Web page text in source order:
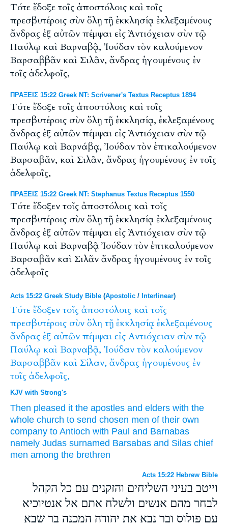
Τότε ἔδοξε τοῖς ἀποστόλοις καὶ τοῖς
πρεσβυτέροις σὺν ὅλῃ τῇ ἐκκλησίᾳ ἐκλεξαμένους
ἄνδρας ἐξ αὐτῶν πέμψαι εἰς Ἀντιόχειαν σὺν τῷ
Παύλῳ καὶ Βαρναβᾷ, Ἰούδαν τὸν καλούμενον
Βαρσαββᾶν καὶ Σιλᾶν, ἄνδρας ἡγουμένους ἐν
τοῖς ἀδελφοῖς,
ΠΡΑΞΕΙΣ 15:22 Greek NT: Scrivener's Textus Receptus 1894
Τότε ἔδοξε τοῖς ἀποστόλοις καὶ τοῖς
πρεσβυτέροις σὺν ὅλῃ τῇ ἐκκλησίᾳ, ἐκλεξαμένους
ἄνδρας ἐξ αὐτῶν πέμψαι εἰς Ἀντιόχειαν σὺν τῷ
Παύλῳ καὶ Βαρνάβᾳ, Ἰούδαν τὸν ἐπικαλούμενον
Βαρσαβᾶν, καὶ Σιλᾶν, ἄνδρας ἡγουμένους ἐν τοῖς
ἀδελφοῖς,
ΠΡΑΞΕΙΣ 15:22 Greek NT: Stephanus Textus Receptus 1550
Τότε ἔδοξεν τοῖς ἀποστόλοις καὶ τοῖς
πρεσβυτέροις σὺν ὅλῃ τῇ ἐκκλησίᾳ ἐκλεξαμένους
ἄνδρας ἐξ αὐτῶν πέμψαι εἰς Ἀντιόχειαν σὺν τῷ
Παύλῳ καὶ Βαρναβᾷ Ἰούδαν τὸν ἐπικαλούμενον
Βαρσαβᾶν καὶ Σιλᾶν ἄνδρας ἡγουμένους ἐν τοῖς
ἀδελφοῖς
Acts 15:22 Greek Study Bible (Apostolic / Interlinear)
Τότε ἔδοξεν τοῖς ἀποστόλοις καὶ τοῖς
πρεσβυτέροις σὺν ὅλη τῇ ἐκκλησίᾳ ἐκλεξαμένους
ἄνδρας ἐξ αὐτῶν πέμψαι εἰς Αντιόχειαν σὺν τῷ
Παύλῳ καὶ Βαρναβᾷ, Ἰούδαν τὸν καλούμενον
Βαρσαββᾶν καὶ Σίλαν, ἄνδρας ἡγουμένους ἐν
τοῖς ἀδελφοῖς,
KJV with Strong's
Then pleased it the apostles and elders with the
whole church to send chosen men of their own
company to Antioch with Paul and Barnabas
namely Judas surnamed Barsabas and Silas chief
men among the brethren
Acts 15:22 Hebrew Bible
וייטב בעיני השליחים והזקנים עם כל הקהל
לבחר מהם אנשים ולשלח אתם אל אנטיוכיא
עם פולוס ובר נבא את יהודה המכנה בר שבא